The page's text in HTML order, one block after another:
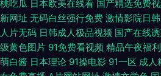
桃吃瓜 日本欧美在线看 国产精选免费
新网址 无码白丝强行免费 激情影院日韩
人片无码 日韩成人极品视频 国产在线
级黄色图片 91免费看视频 精品午夜福
萌白酱 日本理论 91操电影 91一区 成人